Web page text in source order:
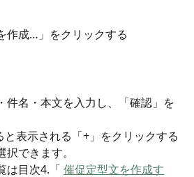
作成…」をクリックする
件名・本文を入力し、「確認」を
表示される「+」をクリックする
できます。
は目次4.「 催促定型文を作成す